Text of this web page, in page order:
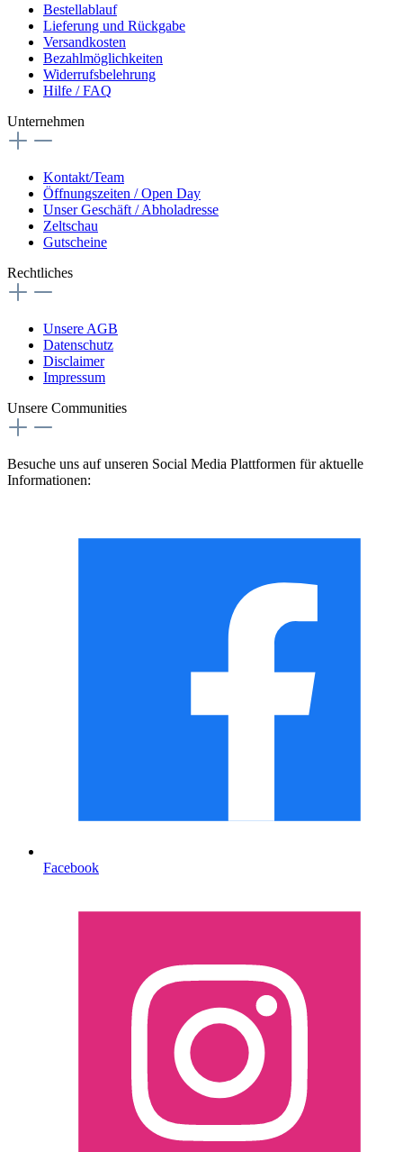
Bestellablauf
Lieferung und Rückgabe
Versandkosten
Bezahlmöglichkeiten
Widerrufsbelehrung
Hilfe / FAQ
Unternehmen
Kontakt/Team
Öffnungszeiten / Open Day
Unser Geschäft / Abholadresse
Zeltschau
Gutscheine
Rechtliches
Unsere AGB
Datenschutz
Disclaimer
Impressum
Unsere Communities
Besuche uns auf unseren Social Media Plattformen für aktuelle
Informationen:
Facebook